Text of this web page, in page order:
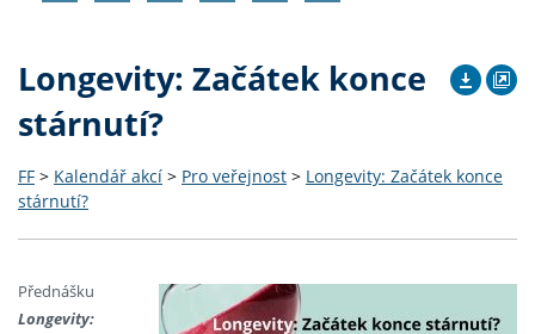
Longevity: Začátek konce
stárnutí?
FF > Kalendář akcí > Pro veřejnost > Longevity: Začátek konce
stárnutí?
Přednášku
Longevity: